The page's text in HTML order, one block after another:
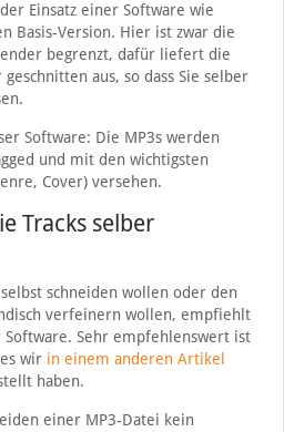
Einsatz einer Software wie
Basis-Version. Hier ist zwar die
begrenzt, dafür liefert die
aus, so dass Sie selber
Software: Die MP3s werden
und mit den wichtigsten
Cover) versehen.
Tracks selber
schneiden wollen oder den
verfeinern wollen, empfiehlt
Software. Sehr empfehlenswert ist
wir in einem anderen Artikel
haben.
einer MP3-Datei kein